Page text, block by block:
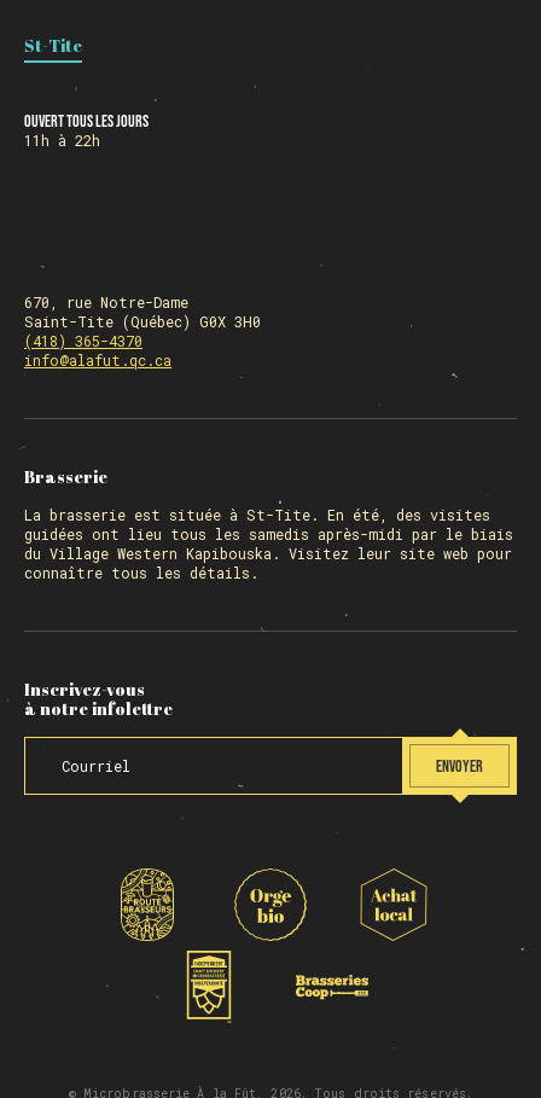
St-Tite
Ouvert tous les jours
11h à 22h
670, rue Notre-Dame
Saint-Tite (Québec) G0X 3H0
(418) 365-4370
info@alafut.qc.ca
Brasserie
La brasserie est située à St-Tite. En été, des visites
guidées ont lieu tous les samedis après-midi par le biais
du Village Western Kapibouska. Visitez leur site web pour
connaître tous les détails.
Inscrivez-vous
à notre infolettre
ENVOYER
© Microbrasserie À la Fût, 2026. Tous droits réservés.
HORAIRE DES FÊTES